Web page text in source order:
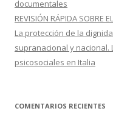
documentales
REVISIÓN RÁPIDA SOBRE
La protección de la
supranacional y nacional.
psicosociales en Italia
COMENTARIOS RECIENTES